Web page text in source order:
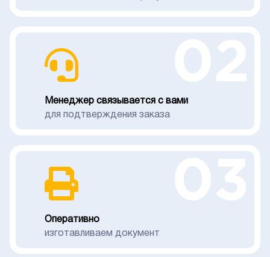
Менеджер связывается с вами
для подтверждения заказа
Оперативно
изготавливаем документ